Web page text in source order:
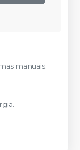
manuais.